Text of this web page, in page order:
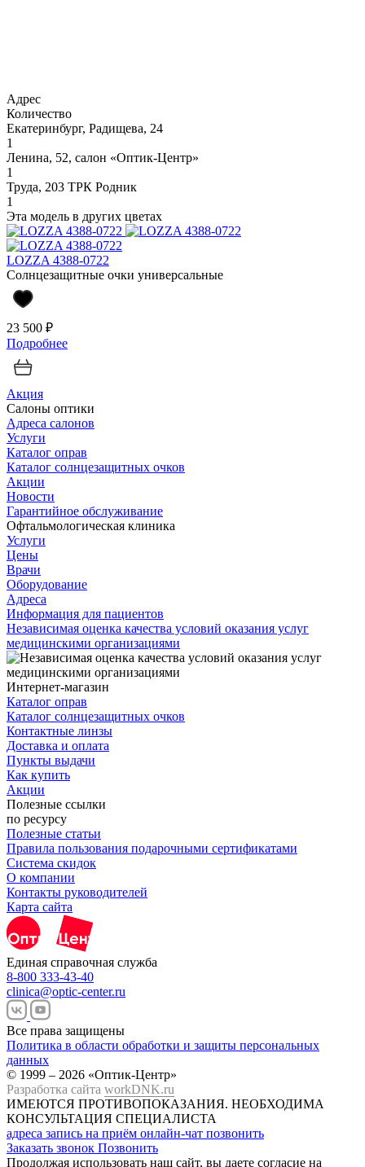
Адрес
Количество
Екатеринбург, Радищева, 24
1
Ленина, 52, салон «Оптик-Центр»
1
Труда, 203 ТРК Родник
1
Эта модель в других цветах
LOZZA 4388-0722
Солнцезащитные очки универсальные
23 500 ₽
Подробнее
Акция
Салоны оптики
Адреса салонов
Услуги
Каталог оправ
Каталог солнцезащитных очков
Акции
Новости
Гарантийное обслуживание
Офтальмологическая клиника
Услуги
Цены
Врачи
Оборудование
Адреса
Информация для пациентов
Независимая оценка качества условий оказания услуг
медицинскими организациями
Интернет-магазин
Каталог оправ
Каталог солнцезащитных очков
Контактные линзы
Доставка и оплата
Пункты выдачи
Как купить
Акции
Полезные ссылки
по ресурсу
Полезные статьи
Правила пользования подарочными сертификатами
Система скидок
О компании
Контакты руководителей
Карта сайта
Единая справочная служба
8-800 333-43-40
clinica@optic-center.ru
Все права защищены
Политика в области обработки и защиты персональных
данных
© 1999 – 2026 «Оптик-Центр»
Разработка сайта workDNK.ru
ИМЕЮТСЯ ПРОТИВОПОКАЗАНИЯ. НЕОБХОДИМА
КОНСУЛЬТАЦИЯ СПЕЦИАЛИСТА
адреса запись на приём онлайн-чат позвонить
Заказать звонок Позвонить
Продолжая использовать наш сайт, вы даете согласие на